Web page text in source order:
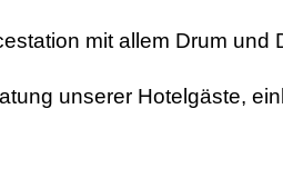
mit allem Drum und
unserer Hotelgäste,